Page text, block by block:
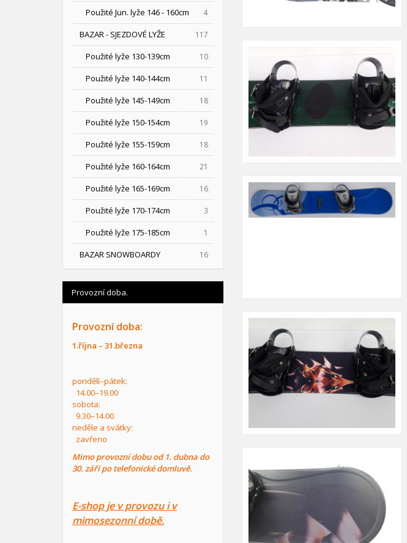
Použité Jun. lyže 146 - 160cm 4
BAZAR - SJEZDOVÉ LYŽE 117
Použité lyže 130-139cm 10
Použité lyže 140-144cm 11
Použité lyže 145-149cm 18
Použité lyže 150-154cm 19
Použité lyže 155-159cm 18
Použité lyže 160-164cm 21
Použité lyže 165-169cm 16
Použité lyže 170-174cm 3
Použité lyže 175-185cm 1
BAZAR SNOWBOARDY 16
Provozní doba.
Provozní doba:
1.října – 31.března
pondělí–pátek:
14.00–19.00
sobota:
9.30–14.00
neděle a svátky:
zavřeno
Mimo provozní dobu od 1. dubna do
30. září po telefonické domluvě.
E-shop je v provozu i v
mimosezonní době.